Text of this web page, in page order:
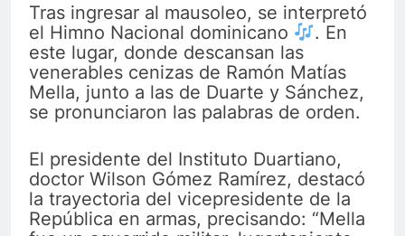
Tras ingresar al mausoleo, se interpretó
el Himno Nacional dominicano
. En
este lugar, donde descansan las
venerables cenizas de Ramón Matías
Mella, junto a las de Duarte y Sánchez,
se pronunciaron las palabras de orden.
El presidente del Instituto Duartiano,
doctor Wilson Gómez Ramírez, destacó
la trayectoria del vicepresidente de la
República en armas, precisando: “Mella